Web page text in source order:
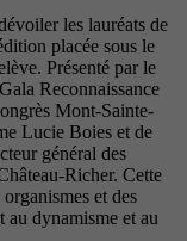
les lauréats de
placée sous le
Présenté par le
Reconnaissance
Mont-Sainte-
Lucie Boies et de
général des
Richer. Cette
et des
au dynamisme et au